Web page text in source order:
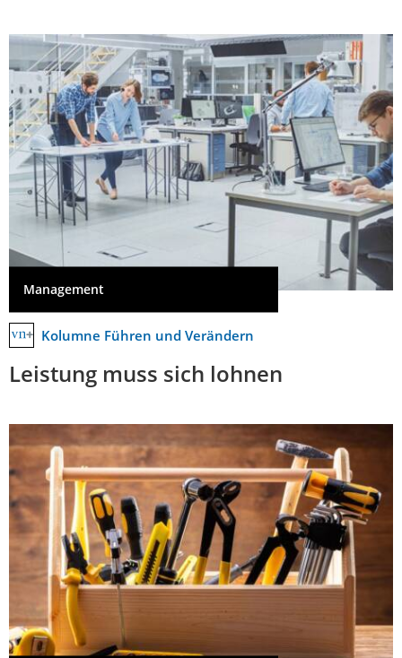
Management
Kolumne Führen und Verändern
Leistung muss sich lohnen